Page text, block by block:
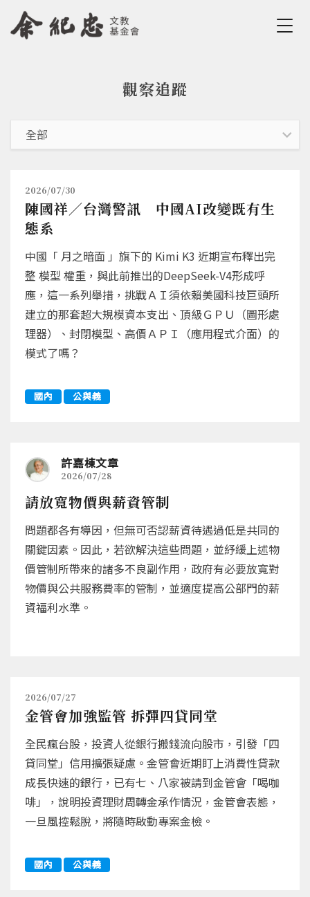
Jump to Navigation
Jump to Main content
觀察追蹤
2026/07/30
陳國祥／台灣警訊 中國AI改變既有生
態系
中國「 月之暗面 」旗下的 Kimi K3 近期宣布釋出完
整 模型 權重，與此前推出的DeepSeek-V4形成呼
應，這一系列舉措，挑戰ＡＩ須依賴美國科技巨頭所
建立的那套超大規模資本支出、頂級ＧＰＵ（圖形處
理器）、封閉模型、高價ＡＰＩ（應用程式介面）的
模式了嗎？
國內 公與義
許嘉棟文章
2026/07/28
請放寬物價與薪資管制
問題都各有導因，但無可否認薪資待遇過低是共同的
關鍵因素。因此，若欲解決這些問題，並紓緩上述物
價管制所帶來的諸多不良副作用，政府有必要放寬對
物價與公共服務費率的管制，並適度提高公部門的薪
資福利水準。
2026/07/27
金管會加強監管 拆彈四貸同堂
全民瘋台股，投資人從銀行搬錢流向股市，引發「四
貸同堂」信用擴張疑慮。金管會近期盯上消費性貸款
成長快速的銀行，已有七、八家被請到金管會「喝咖
啡」，說明投資理財周轉金承作情況，金管會表態，
一旦風控鬆脫，將隨時啟動專案金檢。
國內 公與義